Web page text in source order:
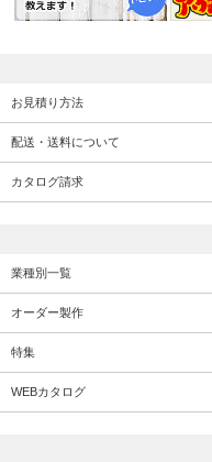
お見積り方法
配送・送料について
カタログ請求
業種別一覧
オーダー製作
特集
WEBカタログ